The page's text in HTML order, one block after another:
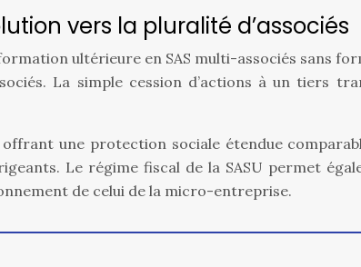
vers la pluralité d’associés
ultérieure en SAS multi-associés sans
La simple cession d’actions à un tiers
offrant une protection sociale étendue
Le régime fiscal de la SASU permet
de celui de la micro-entreprise.